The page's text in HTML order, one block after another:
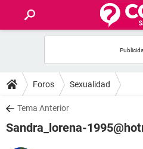
FOROS
SALUD
Foros Sexualidad
Tema Anterior
Sandra_lorena-